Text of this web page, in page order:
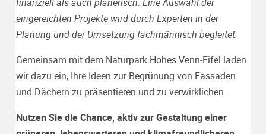
eingereichten Projekte wird durch Experten in der
Planung und der Umsetzung fachmännisch begleitet.
Gemeinsam mit dem Naturpark Hohes Venn-Eifel laden
wir dazu ein, Ihre Ideen zur Begrünung von Fassaden
und Dächern zu präsentieren und zu verwirklichen.
Nutzen Sie die Chance, aktiv zur Gestaltung einer